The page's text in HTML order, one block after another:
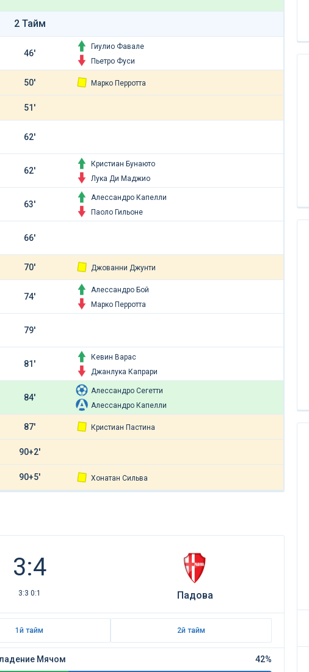
2 Тайм
46'
Гиулио Фавале
Пьетро Фуси
50' Марко Перротта
51'
62'
62'
Кристиан Бунаюто
Лука Ди Маджио
63'
Алессандро Капелли
Паоло Гильоне
66'
70' Джованни Джунти
74'
Алессандро Бой
Марко Перротта
79'
81'
Кевин Варас
Джанлука Капрари
84'
Алессандро Сегетти
Алессандро Капелли
87' Кристиан Пастина
90+2'
90+5' Хонатан Сильва
3:4
3:3 0:1 Падова
1й тайм 2й тайм
Мячом 42%